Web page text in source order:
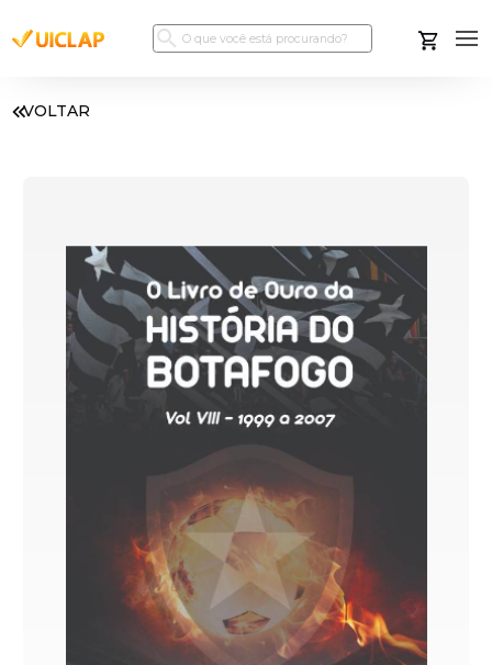
VOLTAR